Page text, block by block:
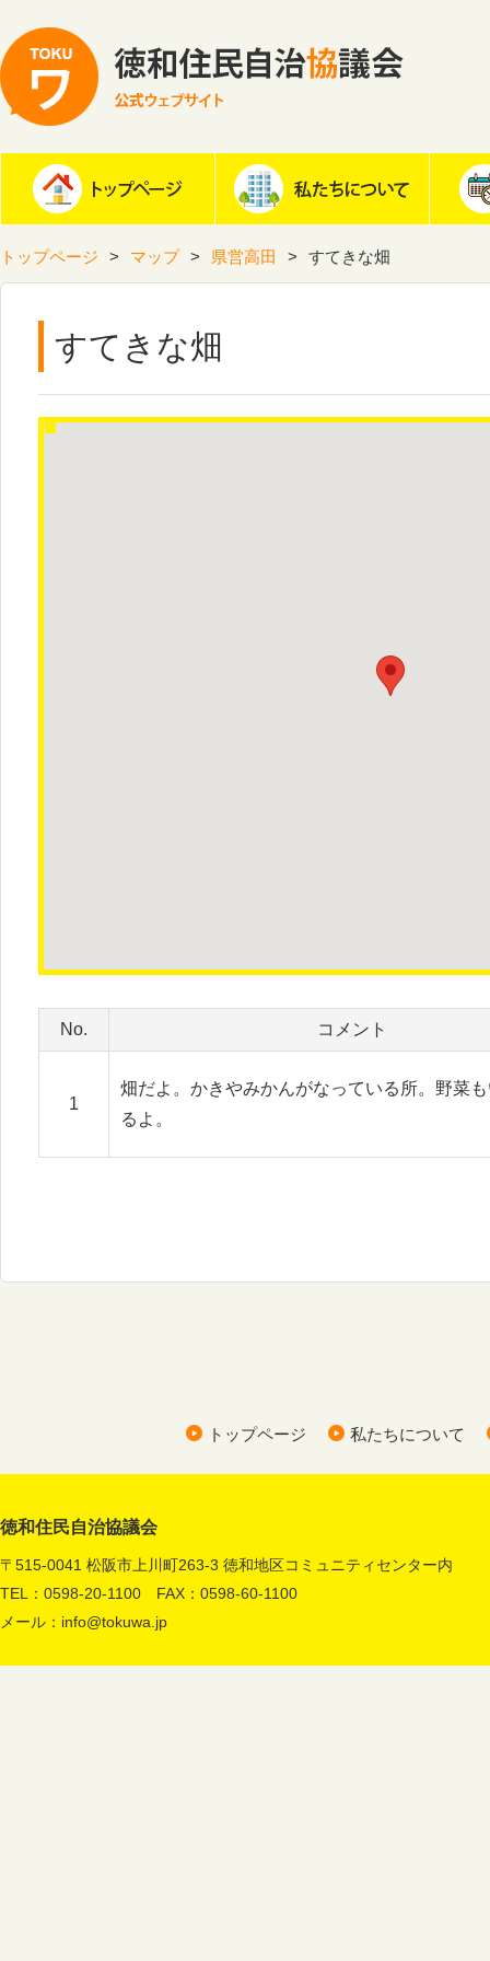
トップページ マップ 県営高田 すてきな畑
すてきな畑
No. コメント
1
畑だよ。かきやみかんがなっている所。野菜
るよ。
トップページ 私たちについて
徳和住民自治協議会
〒515-0041 松阪市上川町263-3 徳和地区コミュニティセンター内
TEL：0598-20-1100 FAX：0598-60-1100
メール： info@tokuwa.jp